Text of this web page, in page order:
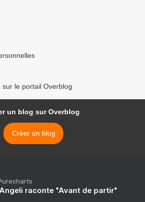
le portail Overblog
un blog sur Overblog
Créer un blog
raconte "Avant de partir"